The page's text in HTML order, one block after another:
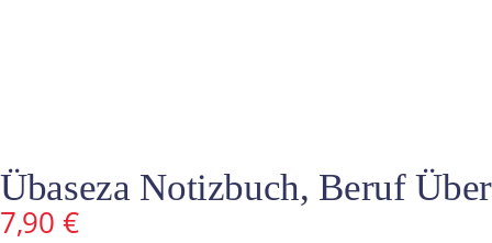
Übaseza Notizbuch, Beruf
7,90 €